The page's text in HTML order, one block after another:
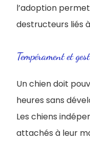
l’adoption
destructeurs liés
Tempérament et
Un chien doit
heures sans
Les chiens
attachés à leur